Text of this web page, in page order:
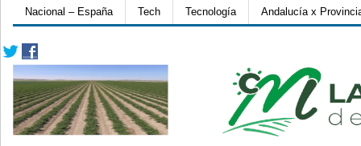
Nacional – España
Tech Tecnología Andalucía x